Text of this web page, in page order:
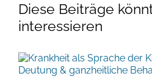
Diese Beiträge
interessieren